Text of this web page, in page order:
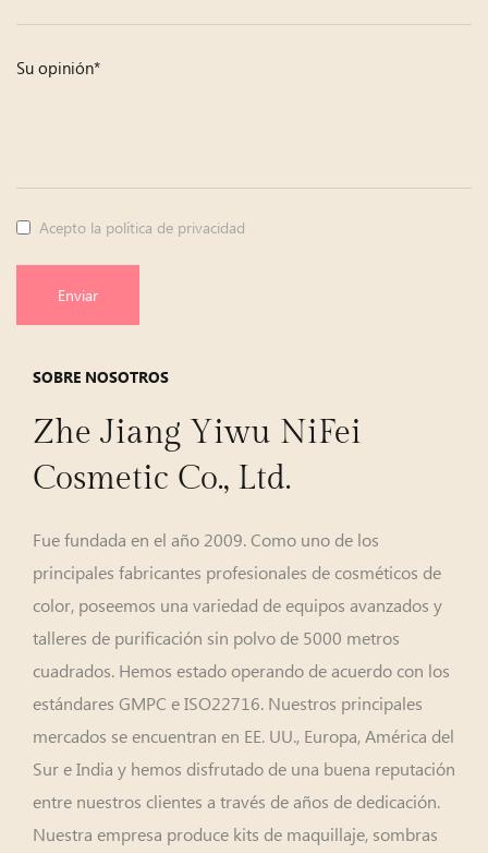
Su opinión*
Acepto la política de privacidad
Enviar
SOBRE NOSOTROS
Zhe Jiang Yiwu NiFei
Cosmetic Co., Ltd.
Fue fundada en el año 2009. Como uno de los
principales fabricantes profesionales de cosméticos de
color, poseemos una variedad de equipos avanzados y
talleres de purificación sin polvo de 5000 metros
cuadrados. Hemos estado operando de acuerdo con los
estándares GMPC e ISO22716. Nuestros principales
mercados se encuentran en EE. UU., Europa, América del
Sur e India y hemos disfrutado de una buena reputación
entre nuestros clientes a través de años de dedicación.
Nuestra empresa produce kits de maquillaje, sombras